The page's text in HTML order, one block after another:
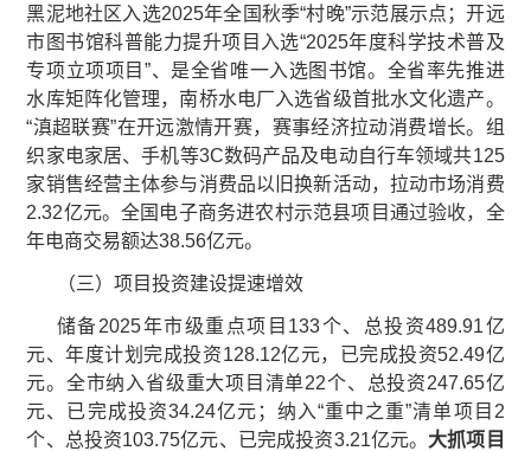
黑泥地社区入选2025年全国秋季“村晚”示范展示点；开远
市图书馆科普能力提升项目入选“2025年度科学技术普及
专项立项项目”、是全省唯一入选图书馆。全省率先推进
水库矩阵化管理，南桥水电厂入选省级首批水文化遗产。
“滇超联赛”在开远激情开赛，赛事经济拉动消费增长。组
织家电家居、手机等3C数码产品及电动自行车领域共125
家销售经营主体参与消费品以旧换新活动，拉动市场消费
2.32亿元。全国电子商务进农村示范县项目通过验收，全
年电商交易额达38.56亿元。
（三）项目投资建设提速增效
储备2025年市级重点项目133个、总投资489.91亿
元、年度计划完成投资128.12亿元，已完成投资52.49亿
元。全市纳入省级重大项目清单22个、总投资247.65亿
元、已完成投资34.24亿元；纳入“重中之重”清单项目2
个、总投资103.75亿元、已完成投资3.21亿元。 大抓项目